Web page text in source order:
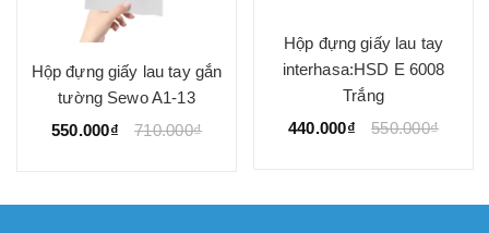
Hộp đựng giấy lau tay gắn
tường Sewo A1-13
550.000₫
710.000₫
Hộp đựng giấy lau tay
interhasa:HSD E 6008
Trắng
440.000₫
550.000₫